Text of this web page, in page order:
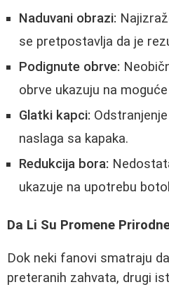
Naduvani obrazi:
se pretpostavlja da je
Podignute obrve:
obrve ukazuju na
Glatki kapci:
naslaga sa kapaka.
Redukcija bora:
ukazuje na upotrebu
Da Li Su Promene
Dok neki fanovi smatraju
preteranih zahvata, drugi